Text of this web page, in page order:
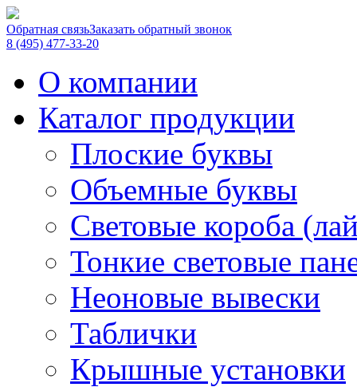
Обратная связьЗаказать обратный звонок
8 (495) 477-33-20
О компании
Каталог продукции
Плоские буквы
Объемные буквы
Световые короба
Тонкие световые
Неоновые вывески
Таблички
Крышные установки